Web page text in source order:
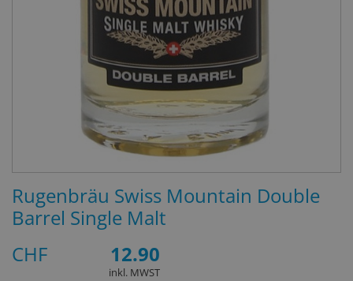
Rugenbräu Swiss Mountain Double
Barrel Single Malt
CHF
12.90
inkl. MWST